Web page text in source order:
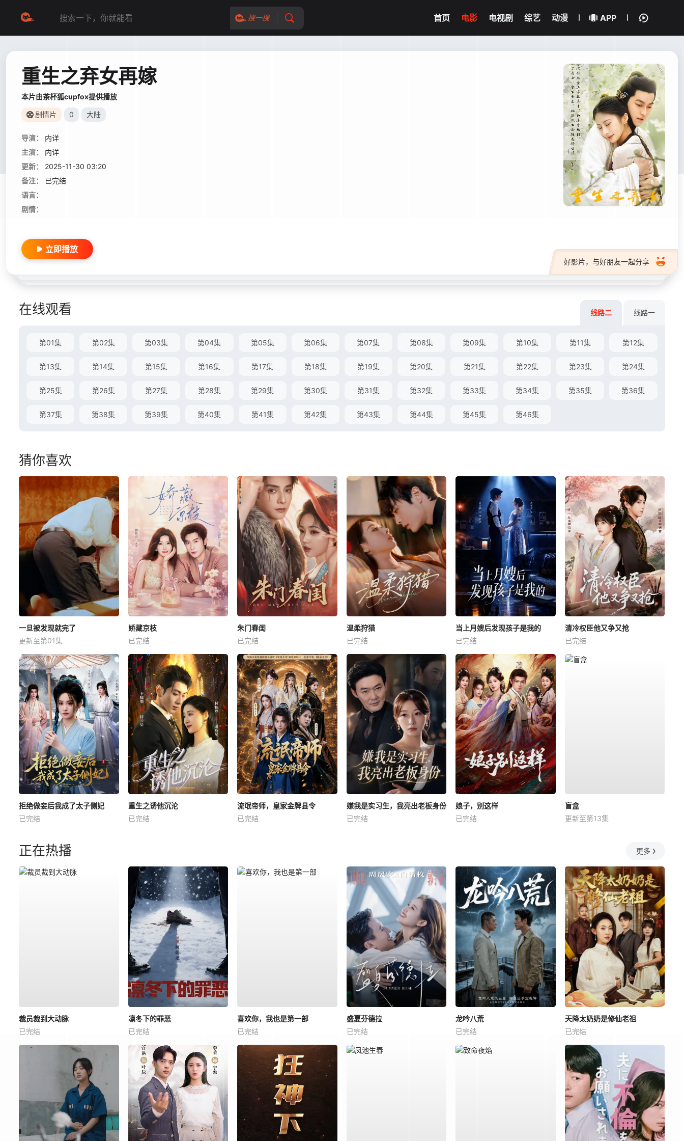
搜一搜 首页 电影 电视剧 综艺 动漫 APP
重生之弃女再嫁
本片由茶杯狐cupfox提供播放
剧情片 0 大陆
导演：
内详
主演：
内详
更新：
2025-11-30 03:20
备注：
已完结
语言：
剧情：
好影片，与好朋友一起分享
立即播放
在线观看 线路二 线路一
第01集 第02集 第03集 第04集 第05集 第06集 第07集 第08集 第09集 第10集 第11集 第12集
第13集 第14集 第15集 第16集 第17集 第18集 第19集 第20集 第21集 第22集 第23集 第24集
第25集 第26集 第27集 第28集 第29集 第30集 第31集 第32集 第33集 第34集 第35集 第36集
第37集 第38集 第39集 第40集 第41集 第42集 第43集 第44集 第45集 第46集
猜你喜欢
一旦被发现就完了
更新至第01集
娇藏京枝
已完结
朱门春闺
已完结
温柔狩猎
已完结
当上月嫂后发现孩子是我的
已完结
清冷权臣他又争又抢
已完结
拒绝做妾后我成了太子侧妃
已完结
重生之诱他沉沦
已完结
流氓帝师，皇家金牌县令
已完结
嫌我是实习生，我亮出老板身份
已完结
娘子，别这样
已完结
盲盒
更新至第13集
正在热播 更多
裁员裁到大动脉
已完结
凛冬下的罪恶
已完结
喜欢你，我也是第一部
已完结
盛夏芬德拉
已完结
龙吟八荒
已完结
天降太奶奶是修仙老祖
已完结